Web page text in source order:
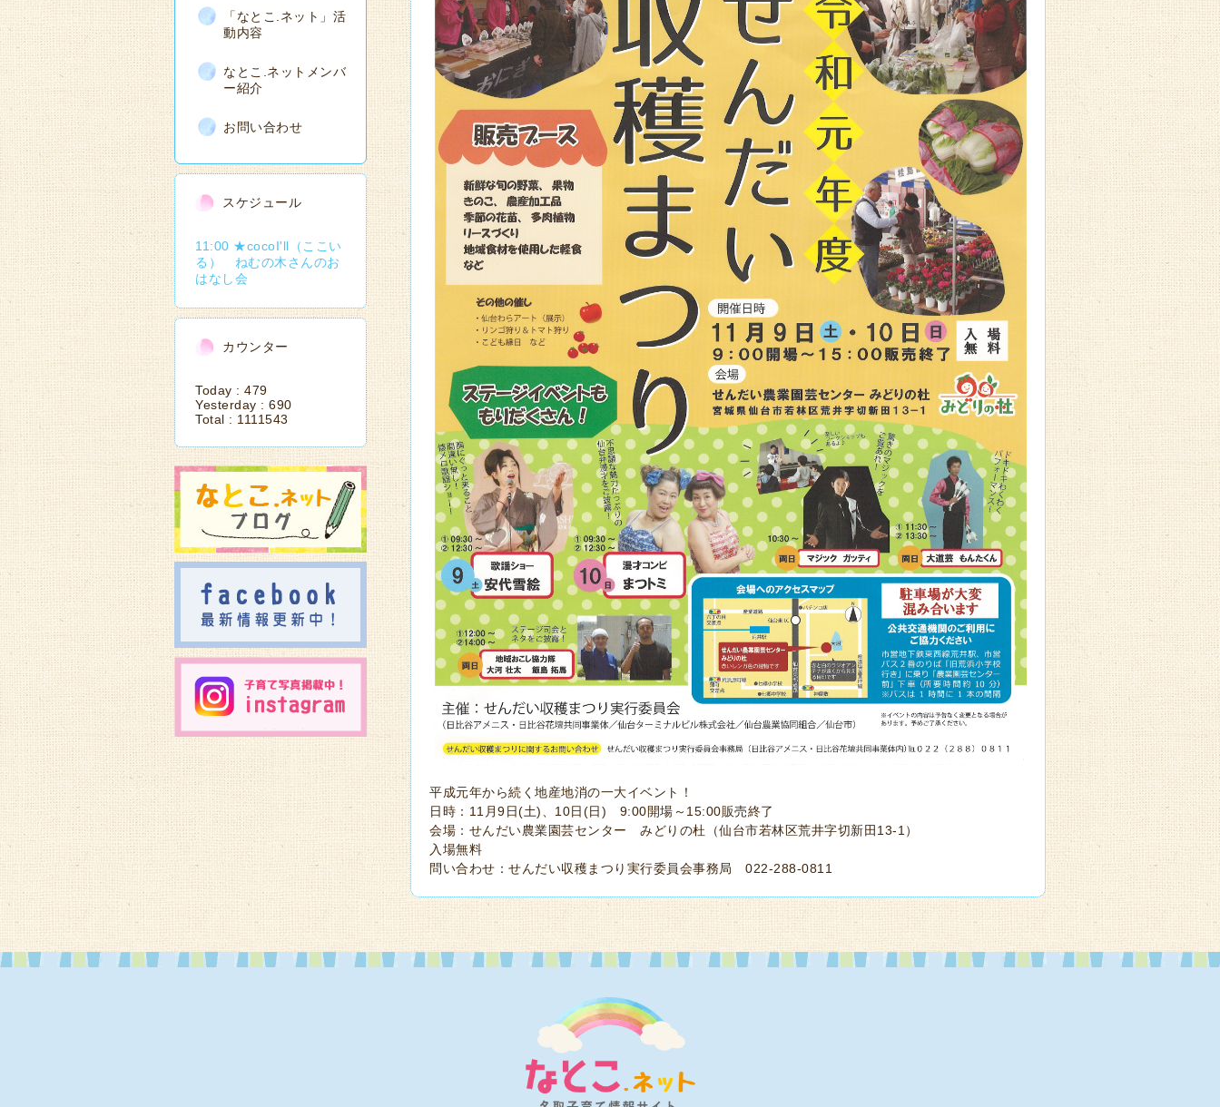
平成元年から続く地産地消の一大イベント！
日時：11月9日(土)、10日(日) 9:00開場～15:00販売終了
会場：せんだい農業園芸センター みどりの杜（仙台市若林区荒井字切新田13-1）
入場無料
問い合わせ：せんだい収穫まつり実行委員会事務局 022-288-0811
「なとこ.ネット」活
動内容
なとこ.ネットメンバ
ー紹介
お問い合わせ
スケジュール
11:00 ★cocoI'll（ここい
る） ねむの木さんのお
はなし会
カウンター
Today : 479
Yesterday : 690
Total : 1111543